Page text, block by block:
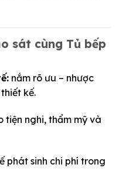
sát cùng Tủ bếp
nắm rõ ưu – nhược
kế.
tiện nghi, thẩm mỹ và
phát sinh chi phí trong